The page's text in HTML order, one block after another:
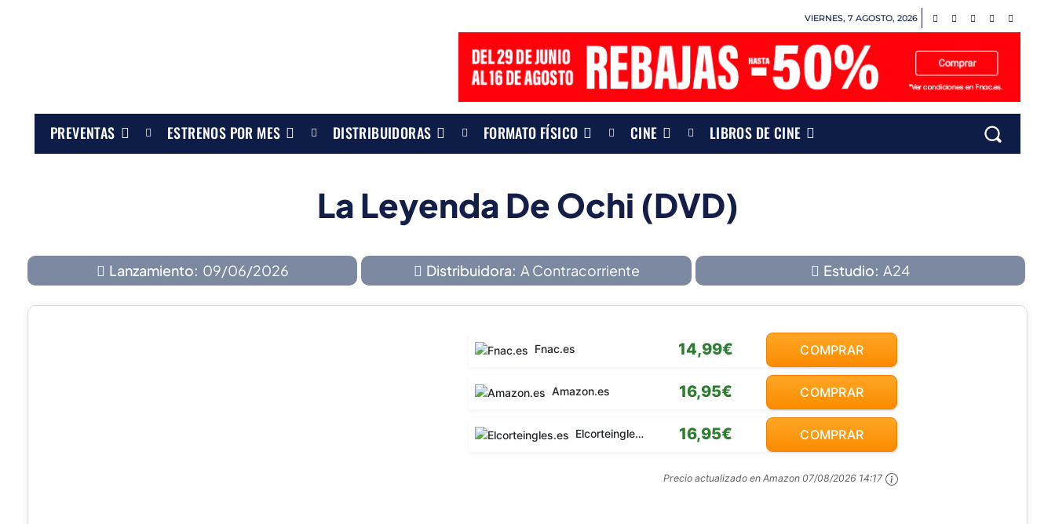
VIERNES, 7 AGOSTO, 2026
PREVENTAS ESTRENOS POR MES DISTRIBUIDORAS FORMATO FÍSICO CINE LIBROS DE CINE
La Leyenda De Ochi (DVD)
Lanzamiento: 09/06/2026 Distribuidora: A Contracorriente Estudio: A24
Fnac.es 14,99€ COMPRAR
Amazon.es 16,95€ COMPRAR
Elcorteingles.es 16,95€ COMPRAR
Precio actualizado en Amazon 07/08/2026 14:17